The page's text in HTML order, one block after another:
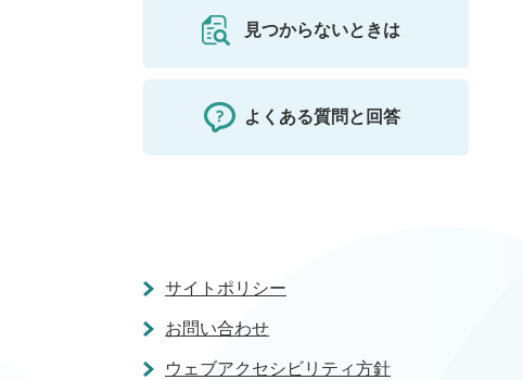
見つからないときは
よくある質問と回答
サイトポリシー
お問い合わせ
ウェブアクセシビリティ方針